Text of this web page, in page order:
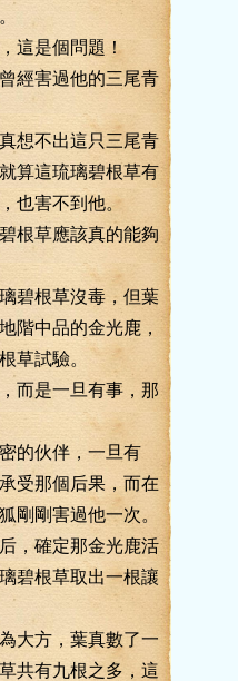
是個問題！
害過他的三尾青
不出這只三尾青
算這琉璃碧根草有
也害不到他。
草應該真的能夠
根草沒毒，但葉
階中品的金光鹿，
草試驗。
是一旦有事，那
伙伴，一旦有
受那個后果，而在
剛剛害過他一次。
確定那金光鹿活
碧根草取出一根讓
方，葉真數了一
共有九根之多，這